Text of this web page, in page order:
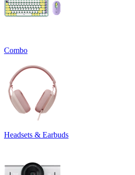
Combo
Headsets & Earbuds